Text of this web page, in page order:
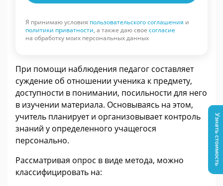
Я принимаю условия пользовательского соглашения и
политики приватности, а также даю свое согласие
на обработку моих персональных данных
При помощи наблюдения педагог составляет
суждение об отношении ученика к предмету,
доступности в понимании, посильности для него
в изучении материала. Основываясь на этом,
учитель планирует и организовывает контроль
знаний у определенного учащегося
персонально.
Рассматривая опрос в виде метода, можно
классифицировать на:
Узнать стоимость